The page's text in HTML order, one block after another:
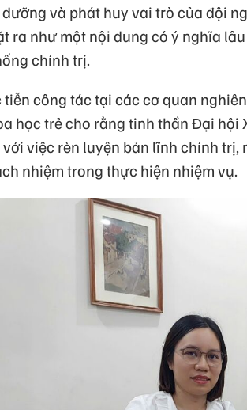
và phát huy vai trò của đội
ra như một nội dung có ý nghĩa
chính trị.
công tác tại các cơ quan
học trẻ cho rằng tinh thần Đại hội
việc rèn luyện bản lĩnh chính
nhiệm trong thực hiện nhiệm vụ.